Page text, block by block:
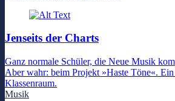
Jenseits der Charts
Ganz normale Schüler, die Neue Musik
Aber wahr: beim Projekt »Haste Töne«.
Klassenraum.
Musik